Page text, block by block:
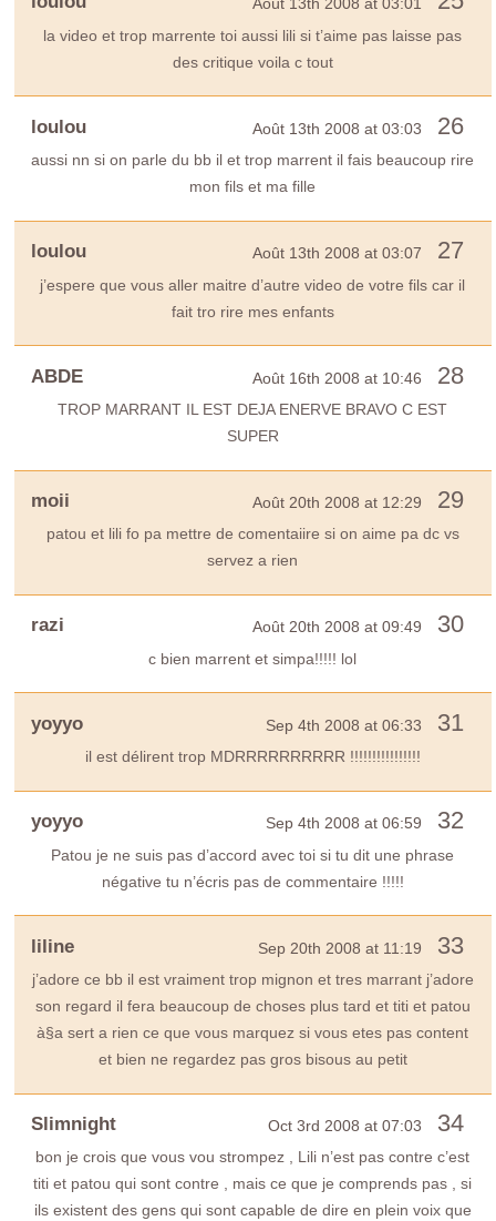
Août 13th 2008 at 03:01
la video et trop marrente toi aussi lili si t’aime pas laisse pas
des critique voila c tout
loulou Août 13th 2008 at 03:03 26
aussi nn si on parle du bb il et trop marrent il fais beaucoup rire
mon fils et ma fille
loulou Août 13th 2008 at 03:07 27
j’espere que vous aller maitre d’autre video de votre fils car il
fait tro rire mes enfants
ABDE Août 16th 2008 at 10:46 28
TROP MARRANT IL EST DEJA ENERVE BRAVO C EST
SUPER
moii Août 20th 2008 at 12:29 29
patou et lili fo pa mettre de comentaiire si on aime pa dc vs
servez a rien
razi Août 20th 2008 at 09:49 30
c bien marrent et simpa!!!!! lol
yoyyo Sep 4th 2008 at 06:33 31
il est délirent trop MDRRRRRRRRRR !!!!!!!!!!!!!!!!
yoyyo Sep 4th 2008 at 06:59 32
Patou je ne suis pas d’accord avec toi si tu dit une phrase
négative tu n’écris pas de commentaire !!!!!
liline Sep 20th 2008 at 11:19 33
j’adore ce bb il est vraiment trop mignon et tres marrant j’adore
son regard il fera beaucoup de choses plus tard et titi et patou
à§a sert a rien ce que vous marquez si vous etes pas content
et bien ne regardez pas gros bisous au petit
Slimnight Oct 3rd 2008 at 07:03 34
bon je crois que vous vou strompez , Lili n’est pas contre c’est
titi et patou qui sont contre , mais ce que je comprends pas , si
ils existent des gens qui sont capable de dire en plein voix que